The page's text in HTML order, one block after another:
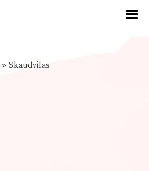
» Skaudvilas